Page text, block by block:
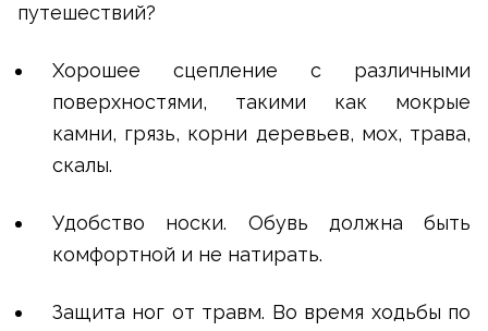
путешествий?
Хорошее сцепление с различными
поверхностями, такими как мокрые
камни, грязь, корни деревьев, мох, трава,
скалы.
Удобство носки. Обувь должна быть
комфортной и не натирать.
Защита ног от травм. Во время ходьбы по